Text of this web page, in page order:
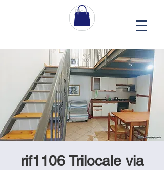
rif1106 Trilocale via